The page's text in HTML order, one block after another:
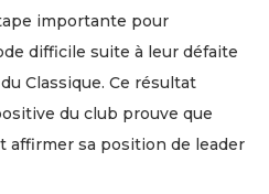
importante pour
difficile suite à leur défaite
du Classique. Ce résultat
du club prouve que
affirmer sa position de leader